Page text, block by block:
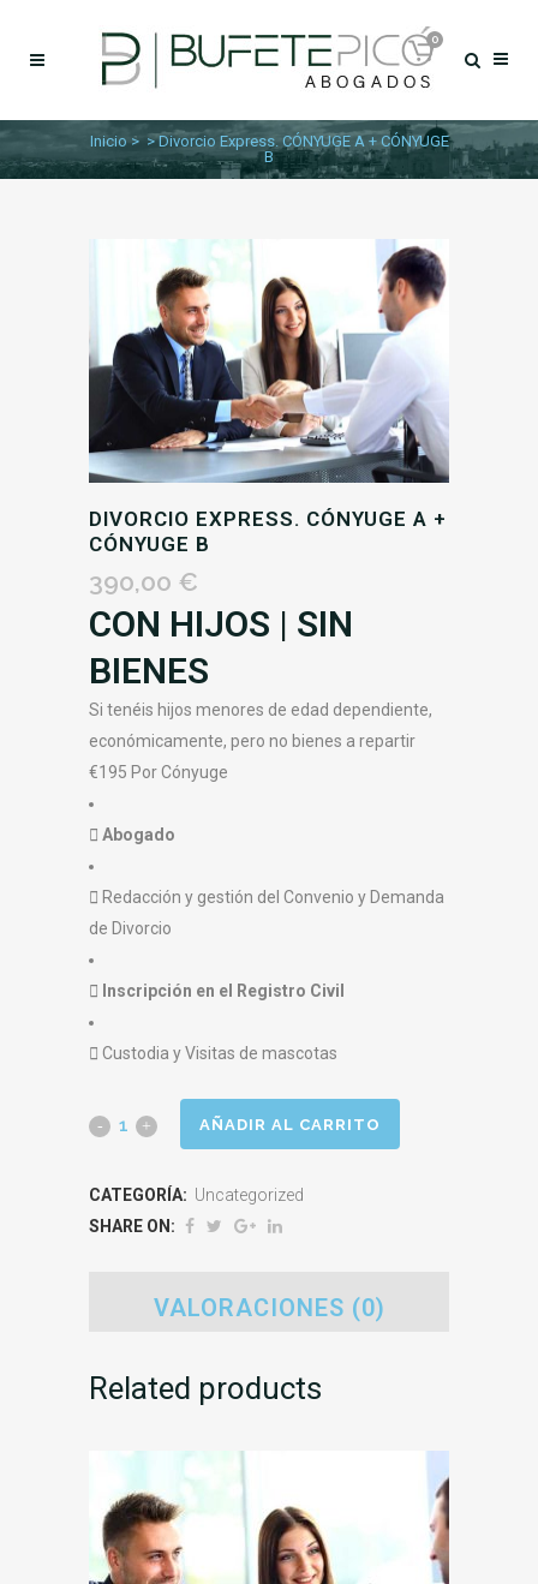
0
Inicio> >Divorcio Express. CÓNYUGE A + CÓNYUGE
B
DIVORCIO EXPRESS. CÓNYUGE A +
CÓNYUGE B
390,00 €
CON HIJOS | SIN
BIENES
Si tenéis hijos menores de edad dependiente,
económicamente, pero no bienes a repartir
€195 Por Cónyuge
Abogado
Redacción y gestión del Convenio y Demanda
de Divorcio
Inscripción en el Registro Civil
Custodia y Visitas de mascotas
Divorcio
B
AÑADIR AL CARRITO
CATEGORÍA: Uncategorized
SHARE ON:
VALORACIONES (0)
Related products